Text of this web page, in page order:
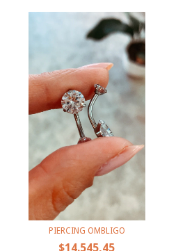
PIERCING OMBLIGO
$14.545,45